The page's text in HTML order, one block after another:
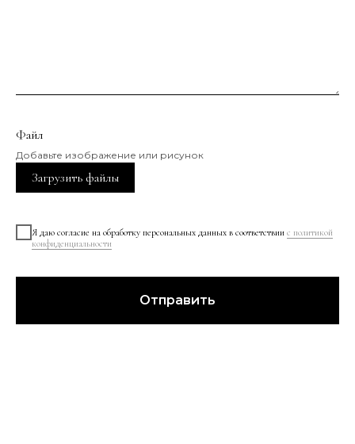
Файл
Добавьте изображение или рисунок
Загрузить файлы
Я даю согласие на обработку персональных данных в соответствии с политикой
конфиденциальности
Отправить